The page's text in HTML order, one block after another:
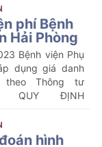
Y tế, Sở Y tế đã
khám chữa bệnh
tác chỉ đạo
bước đưa những
tế đến gần dân,
công tác khám
tải cho tuyến
nâng cao chất
cho nhân dân
vùng lân cận….
phí Bệnh
Hải Phòng
Bệnh viện Phụ
dụng giá danh
Thông tư
QUY ĐỊNH
VỤ KHÁM BỆNH,
CÁC CƠ SỞ
BỆNH CỦA
hình